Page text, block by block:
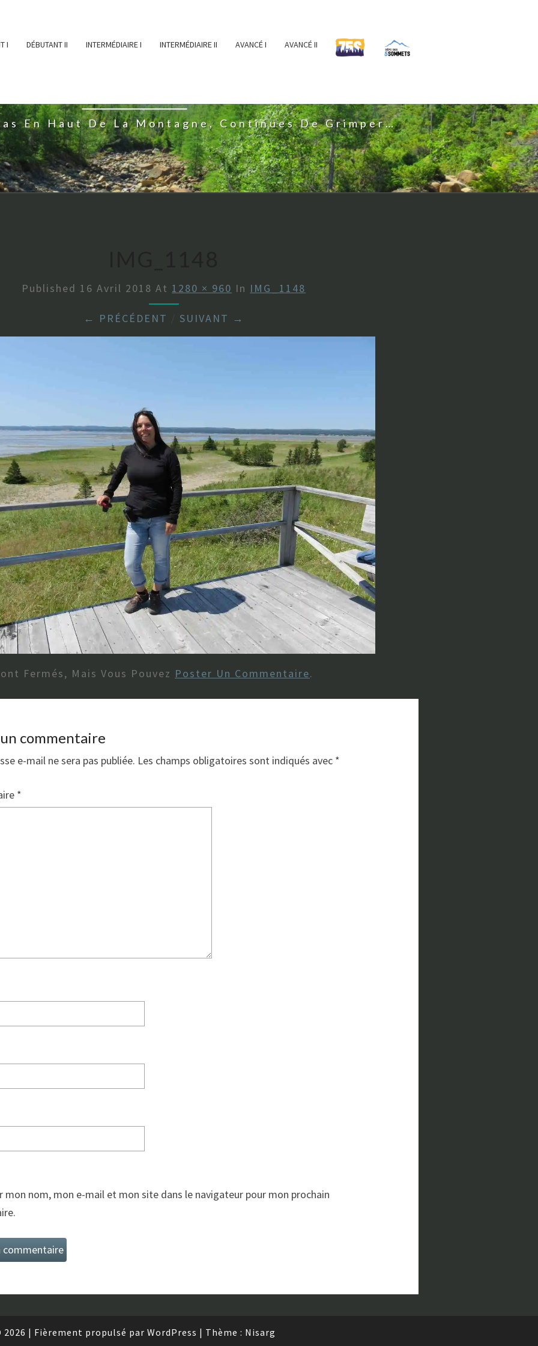
I DÉBUTANT II INTERMÉDIAIRE I INTERMÉDIAIRE II AVANCÉ I AVANCÉ II
En Haut De La Montagne, Continues De Grimper…
Published 16 Avril 2018 At 1280 × 960 In IMG_1148
← PRÉCÉDENT SUIVANT →
Fermés, Mais Vous Pouvez Poster Un Commentaire.
commentaire
e-mail ne sera pas publiée. Les champs obligatoires sont indiqués avec *
*
mon nom, mon e-mail et mon site dans le navigateur pour mon prochain
2026 | Fièrement propulsé par WordPress | Thème : Nisarg